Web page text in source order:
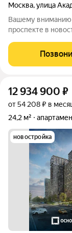
Москва,улица
Вашему вниманию
проспекте в
(коммерция:
комната для
12 934 900 ₽
от 54 208 ₽ в
24,2 м²
новостройка